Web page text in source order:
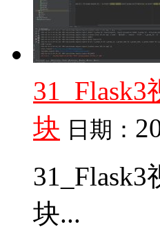
块 日期：
块...